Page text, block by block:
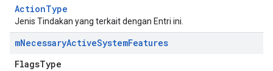
ActionType
Jenis Tindakan yang terkait dengan Entri ini.
mNecessaryActiveSystemFeatures
FlagsType